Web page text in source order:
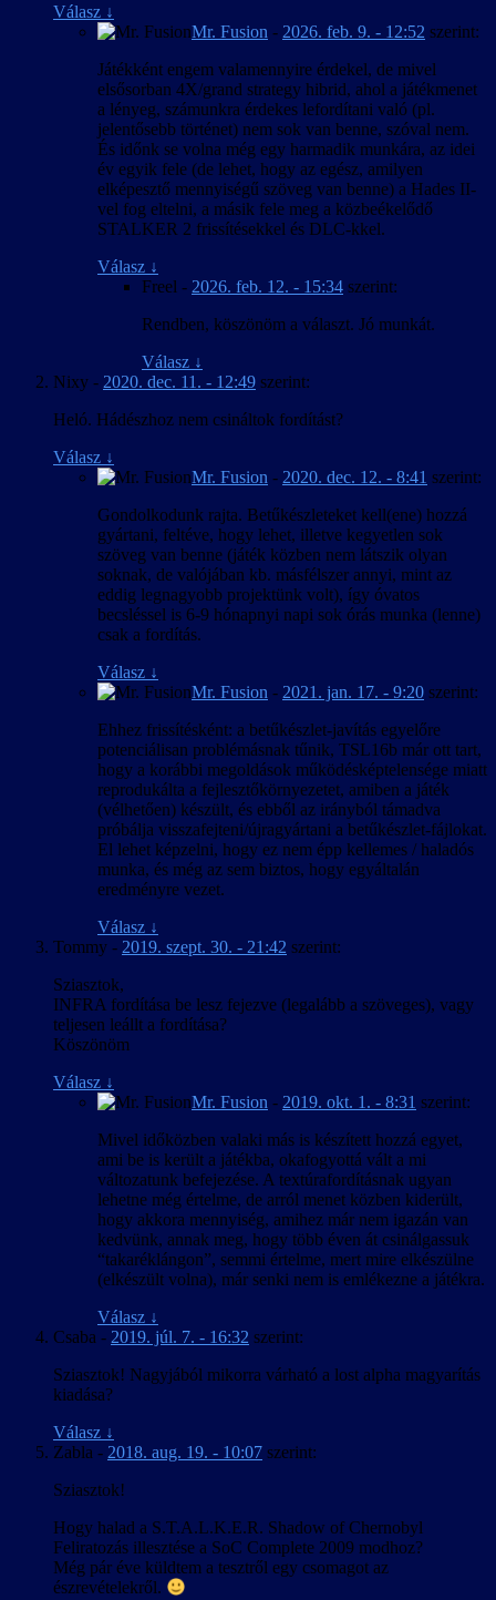
Válasz ↓
Mr. Fusion - 2026. feb. 9. - 12:52 szerint:
Játékként engem valamennyire érdekel, de mivel
elsősorban 4X/grand strategy hibrid, ahol a játékmenet
a lényeg, számunkra érdekes lefordítani való (pl.
jelentősebb történet) nem sok van benne, szóval nem.
És időnk se volna még egy harmadik munkára, az idei
év egyik fele (de lehet, hogy az egész, amilyen
elképesztő mennyiségű szöveg van benne) a Hades II-
vel fog eltelni, a másik fele meg a közbeékelődő
STALKER 2 frissítésekkel és DLC-kkel.
Válasz ↓
Freel - 2026. feb. 12. - 15:34 szerint:
Rendben, köszönöm a választ. Jó munkát.
Válasz ↓
Nixy - 2020. dec. 11. - 12:49 szerint:
Heló. Hádészhoz nem csináltok fordítást?
Válasz ↓
Mr. Fusion - 2020. dec. 12. - 8:41 szerint:
Gondolkodunk rajta. Betűkészleteket kell(ene) hozzá
gyártani, feltéve, hogy lehet, illetve kegyetlen sok
szöveg van benne (játék közben nem látszik olyan
soknak, de valójában kb. másfélszer annyi, mint az
eddig legnagyobb projektünk volt), így óvatos
becsléssel is 6-9 hónapnyi napi sok órás munka (lenne)
csak a fordítás.
Válasz ↓
Mr. Fusion - 2021. jan. 17. - 9:20 szerint:
Ehhez frissítésként: a betűkészlet-javítás egyelőre
potenciálisan problémásnak tűnik, TSL16b már ott tart,
hogy a korábbi megoldások működésképtelensége miatt
reprodukálta a fejlesztőkörnyezetet, amiben a játék
(vélhetően) készült, és ebből az irányból támadva
próbálja visszafejteni/újragyártani a betűkészlet-fájlokat.
El lehet képzelni, hogy ez nem épp kellemes / haladós
munka, és még az sem biztos, hogy egyáltalán
eredményre vezet.
Válasz ↓
Tommy - 2019. szept. 30. - 21:42 szerint:
Sziasztok,
INFRA fordítása be lesz fejezve (legalább a szöveges), vagy
teljesen leállt a fordítása?
Köszönöm
Válasz ↓
Mr. Fusion - 2019. okt. 1. - 8:31 szerint:
Mivel időközben valaki más is készített hozzá egyet,
ami be is került a játékba, okafogyottá vált a mi
változatunk befejezése. A textúrafordításnak ugyan
lehetne még értelme, de arról menet közben kiderült,
hogy akkora mennyiség, amihez már nem igazán van
kedvünk, annak meg, hogy több éven át csinálgassuk
“takaréklángon”, semmi értelme, mert mire elkészülne
(elkészült volna), már senki nem is emlékezne a játékra.
Válasz ↓
Csaba - 2019. júl. 7. - 16:32 szerint:
Sziasztok! Nagyjából mikorra várható a lost alpha magyarítás
kiadása?
Válasz ↓
Zabla - 2018. aug. 19. - 10:07 szerint:
Sziasztok!
Hogy halad a S.T.A.L.K.E.R. Shadow of Chernobyl
Feliratozás illesztése a SoC Complete 2009 modhoz?
Még pár éve küldtem a tesztről egy csomagot az
észrevételekről.